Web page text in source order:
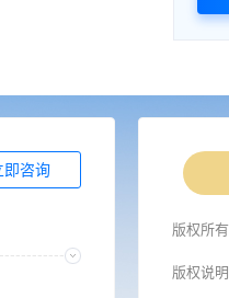
即咨询
版权所有
版权说明